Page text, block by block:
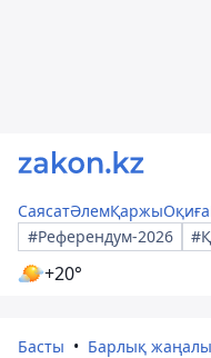
СаясатӘлемҚаржыОқиға
#Референдум-2026
+20°
Басты
Барлық